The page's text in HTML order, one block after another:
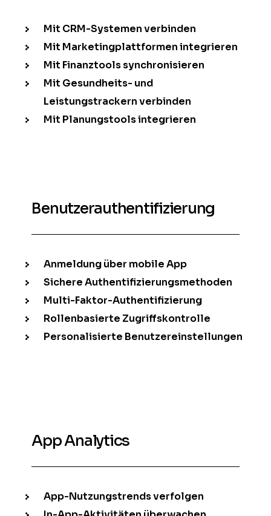
Mit CRM-Systemen verbinden
Mit Marketingplattformen integrieren
Mit Finanztools synchronisieren
Mit Gesundheits- und
Leistungstrackern verbinden
Mit Planungstools integrieren
Benutzerauthentifizierung
Anmeldung über mobile App
Sichere Authentifizierungsmethoden
Multi-Faktor-Authentifizierung
Rollenbasierte Zugriffskontrolle
Personalisierte Benutzereinstellungen
App Analytics
App-Nutzungstrends verfolgen